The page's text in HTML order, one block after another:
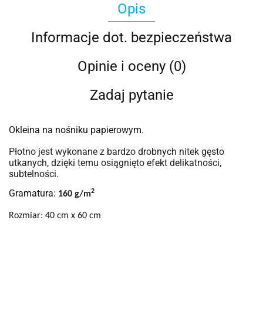
Opis
Informacje dot. bezpieczeństwa
Opinie i oceny (0)
Zadaj pytanie
Okleina na nośniku papierowym.
Płotno jest wykonane z bardzo drobnych nitek gęsto
utkanych, dzięki temu osiągnięto efekt delikatności,
subtelności.
Gramatura: 160 g/m2
Rozmiar: 40 cm x 60 cm